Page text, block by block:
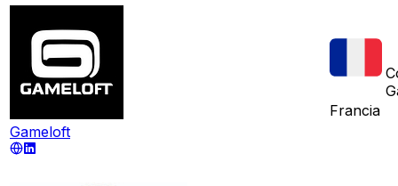
Gameloft
Francia